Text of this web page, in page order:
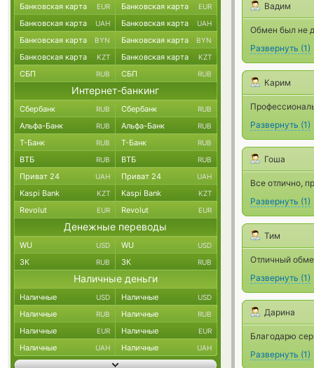
Вадим
Обмен был не
Развернуть (1)
Карим
Развернуть (1)
Гоша
Все отлично,
Развернуть (1)
Тим
Отличный
Развернуть (1)
Дарина
Благодарю
Развернуть (1)
Банковская карта EUR Банковская карта EUR
Банковская карта UAH Банковская карта UAH
Банковская карта BYN Банковская карта BYN
Банковская карта KZT Банковская карта KZT
СБП RUB СБП RUB
Интернет-банкинг
Сбербанк RUB Сбербанк RUB
Альфа-Банк RUB Альфа-Банк RUB
Т-Банк RUB Т-Банк RUB
ВТБ RUB ВТБ RUB
Приват 24 UAH Приват 24 UAH
Kaspi Bank KZT Kaspi Bank KZT
Revolut EUR Revolut EUR
Денежные переводы
WU USD WU USD
ЗК RUB ЗК RUB
Наличные деньги
Наличные USD Наличные USD
Наличные RUB Наличные RUB
Наличные EUR Наличные EUR
Наличные UAH Наличные UAH